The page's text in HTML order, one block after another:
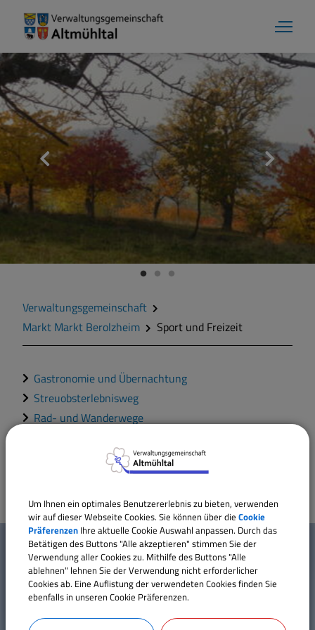
Aktuelles
Verwaltungsgemeinschaft
Gemeinde Alesheim
Markt Markt Berolzheim
Gemeinde Meinheim
Verwaltungsgemeinschaft
Markt Markt Berolzheim
Sport und Freizeit
Gastronomie und Übernachtung
Streuobsterlebnisweg
Rad- und Wanderwege
Kinderspielplätze
W
c
h
Mehr entdecken
Kontakt
Inhaltsverzeichnis
Impressum
Um Ihnen ein optimales Benutzererlebnis zu bieten, verwenden
wir auf dieser Webseite Cookies. Sie können über die Cookie
Präferenzen Ihre aktuelle Cookie Auswahl anpassen. Durch das
Betätigen des Buttons "Alle akzeptieren" stimmen Sie der
Verwendung aller Cookies zu. Mithilfe des Buttons "Alle
ablehnen" lehnen Sie der Verwendung nicht erforderlicher
Cookies ab. Eine Auflistung der verwendeten Cookies finden Sie
ebenfalls in unseren Cookie Präferenzen.